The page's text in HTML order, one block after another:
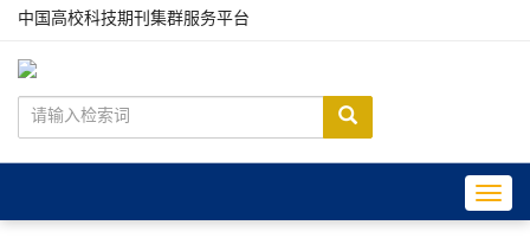
中国高校科技期刊集群服务平台